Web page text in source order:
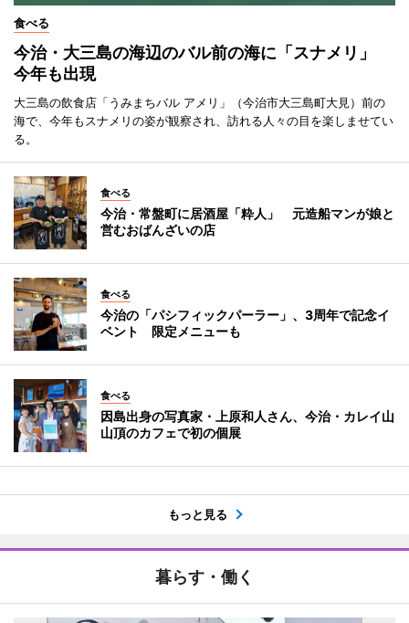
食べる
今治・大三島の海辺のバル前の海に「スナメリ」
今年も出現
大三島の飲食店「うみまちバル アメリ」（今治市大三島町大見）前の
海で、今年もスナメリの姿が観察され、訪れる人々の目を楽しませてい
る。
食べる
今治・常盤町に居酒屋「粋人」 元造船マンが娘と
営むおばんざいの店
食べる
今治の「パシフィックパーラー」、3周年で記念イ
ベント 限定メニューも
食べる
因島出身の写真家・上原和人さん、今治・カレイ山
山頂のカフェで初の個展
もっと見る
暮らす・働く